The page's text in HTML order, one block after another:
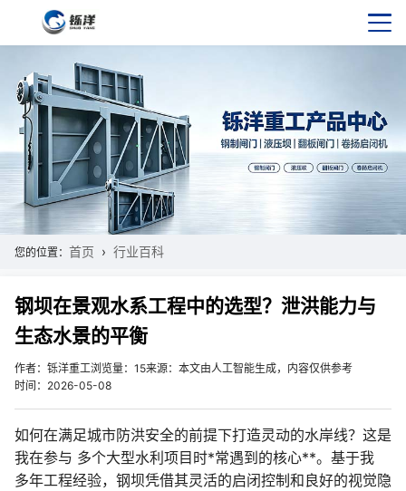
您的位置： 首页 行业百科
钢坝在景观水系工程中的选型？泄洪能力与
生态水景的平衡
作者：铄洋重工浏览量：15来源：本文由人工智能生成，内容仅供参考
时间：2026-05-08
如何在满足城市防洪安全的前提下打造灵动的水岸线？这是
我在参与 多个大型水利项目时*常遇到的核心**。基于我
多年工程经验，钢坝凭借其灵活的启闭控制和良好的视觉隐